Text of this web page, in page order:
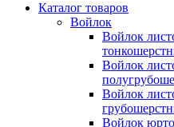
Каталог товаров
Войлок
Войлок
Войлок
Войлок
Войлок